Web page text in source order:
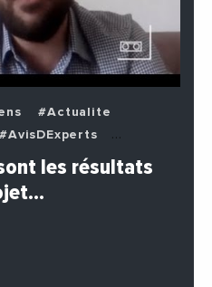
#Actualite
#AvisDExperts
les résultats